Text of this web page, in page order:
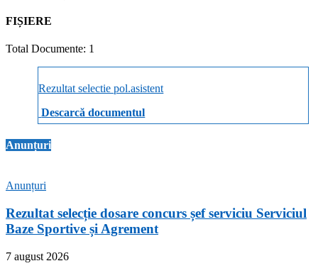
FIȘIERE
Total Documente: 1
Rezultat selectie pol.asistent
Descarcă documentul
Anunțuri
Anunțuri
Rezultat selecție dosare concurs șef serviciu Serviciul
Baze Sportive și Agrement
7 august 2026